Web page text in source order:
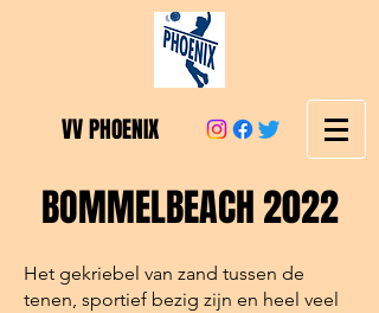
VV PHOENIX
BOMMELBEACH 2022
Het gekriebel van zand tussen de
tenen, sportief bezig zijn en heel veel